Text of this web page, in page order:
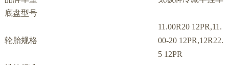
底盘型号
轮胎规格
11.00R20 12PR,11.
00-20 12PR,12R22.
5 12PR